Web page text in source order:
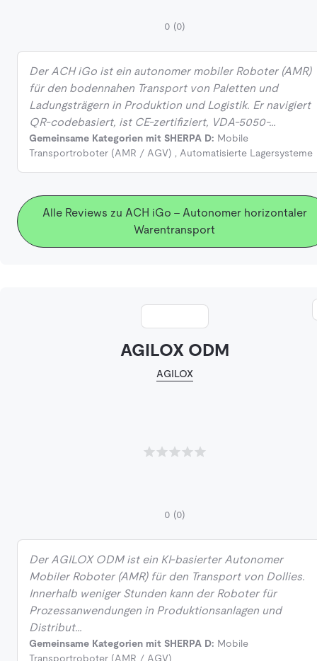
0 (0)
Der ACH iGo ist ein autonomer mobiler Roboter (AMR)
für den bodennahen Transport von Paletten und
Ladungsträgern in Produktion und Logistik. Er navigiert
QR‑codebasiert, ist CE‑zertifiziert, VDA‑5050‑…
Gemeinsame Kategorien mit SHERPA D: Mobile
Transportroboter (AMR / AGV) , Automatisierte Lagersysteme
Alle Reviews zu ACH iGo - Autonomer horizontaler
Warentransport
AGILOX ODM
AGILOX
0 (0)
Der AGILOX ODM ist ein KI-basierter Autonomer
Mobiler Roboter (AMR) für den Transport von Dollies.
Innerhalb weniger Stunden kann der Roboter für
Prozessanwendungen in Produktionsanlagen und
Distribut…
Gemeinsame Kategorien mit SHERPA D: Mobile
Transportroboter (AMR / AGV)